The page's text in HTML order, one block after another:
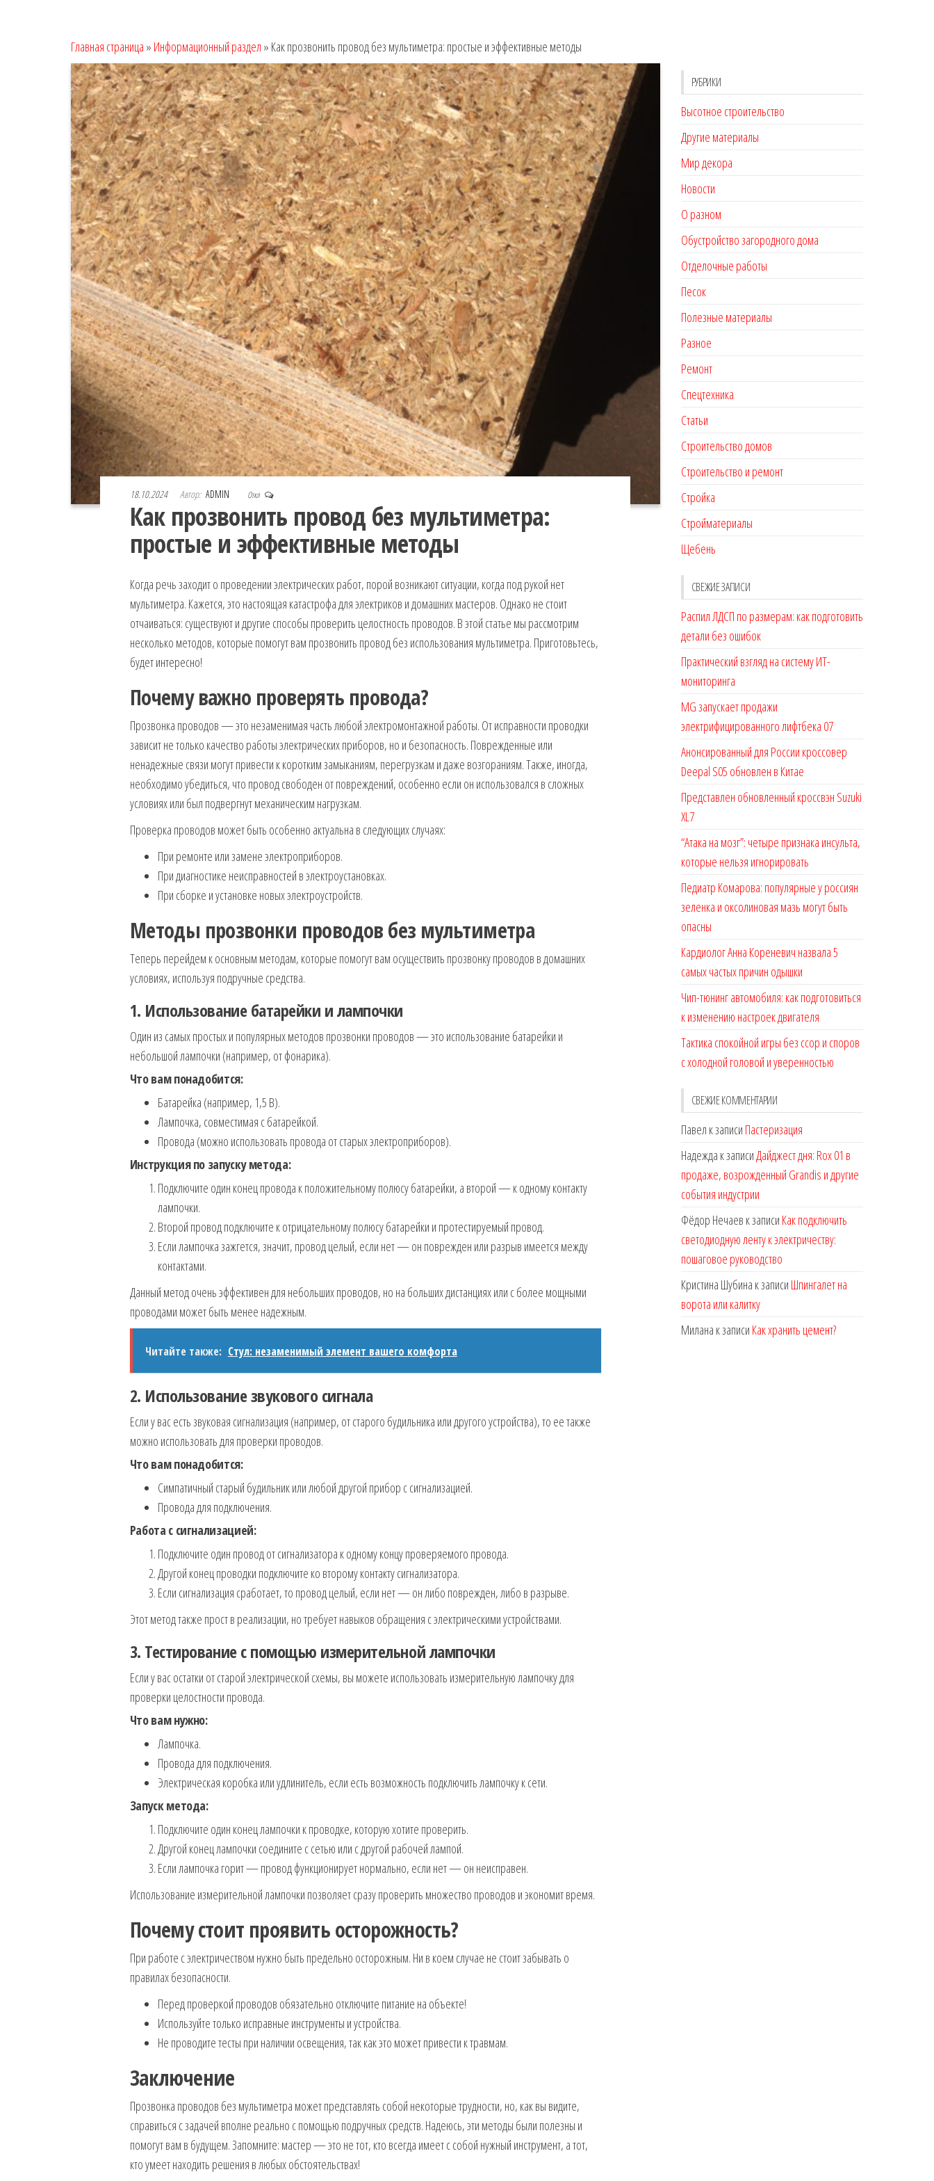
Главная страница » Информационный раздел » Как прозвонить провод без мультиметра: простые и эффективные методы
18.10.2024 Автор: ADMIN Откл
Как прозвонить провод без мультиметра:
простые и эффективные методы
Когда речь заходит о проведении электрических работ, порой возникают ситуации, когда под рукой нет
мультиметра. Кажется, это настоящая катастрофа для электриков и домашних мастеров. Однако не стоит
отчаиваться: существуют и другие способы проверить целостность проводов. В этой статье мы рассмотрим
несколько методов, которые помогут вам прозвонить провод без использования мультиметра. Приготовьтесь,
будет интересно!
Почему важно проверять провода?
Прозвонка проводов — это незаменимая часть любой электромонтажной работы. От исправности проводки
зависит не только качество работы электрических приборов, но и безопасность. Поврежденные или
ненадежные связи могут привести к коротким замыканиям, перегрузкам и даже возгораниям. Также, иногда,
необходимо убедиться, что провод свободен от повреждений, особенно если он использовался в сложных
условиях или был подвергнут механическим нагрузкам.
Проверка проводов может быть особенно актуальна в следующих случаях:
При ремонте или замене электроприборов.
При диагностике неисправностей в электроустановках.
При сборке и установке новых электроустройств.
Методы прозвонки проводов без мультиметра
Теперь перейдем к основным методам, которые помогут вам осуществить прозвонку проводов в домашних
условиях, используя подручные средства.
1. Использование батарейки и лампочки
Один из самых простых и популярных методов прозвонки проводов — это использование батарейки и
небольшой лампочки (например, от фонарика).
Что вам понадобится:
Батарейка (например, 1,5 В).
Лампочка, совместимая с батарейкой.
Провода (можно использовать провода от старых электроприборов).
Инструкция по запуску метода:
Подключите один конец провода к положительному полюсу батарейки, а второй — к одному контакту
лампочки.
Второй провод подключите к отрицательному полюсу батарейки и протестируемый провод.
Если лампочка зажгется, значит, провод целый, если нет — он поврежден или разрыв имеется между
контактами.
Данный метод очень эффективен для небольших проводов, но на больших дистанциях или с более мощными
проводами может быть менее надежным.
Читайте также: Стул: незаменимый элемент вашего комфорта
2. Использование звукового сигнала
Если у вас есть звуковая сигнализация (например, от старого будильника или другого устройства), то ее также
можно использовать для проверки проводов.
Что вам понадобится:
Симпатичный старый будильник или любой другой прибор с сигнализацией.
Провода для подключения.
Работа с сигнализацией:
Подключите один провод от сигнализатора к одному концу проверяемого провода.
Другой конец проводки подключите ко второму контакту сигнализатора.
Если сигнализация сработает, то провод целый, если нет — он либо поврежден, либо в разрыве.
Этот метод также прост в реализации, но требует навыков обращения с электрическими устройствами.
3. Тестирование с помощью измерительной лампочки
Если у вас остатки от старой электрической схемы, вы можете использовать измерительную лампочку для
проверки целостности провода.
Что вам нужно:
Лампочка.
Провода для подключения.
Электрическая коробка или удлинитель, если есть возможность подключить лампочку к сети.
Запуск метода:
Подключите один конец лампочки к проводке, которую хотите проверить.
Другой конец лампочки соедините с сетью или с другой рабочей лампой.
Если лампочка горит — провод функционирует нормально, если нет — он неисправен.
Использование измерительной лампочки позволяет сразу проверить множество проводов и экономит время.
Почему стоит проявить осторожность?
При работе с электричеством нужно быть предельно осторожным. Ни в коем случае не стоит забывать о
правилах безопасности.
Перед проверкой проводов обязательно отключите питание на объекте!
Используйте только исправные инструменты и устройства.
Не проводите тесты при наличии освещения, так как это может привести к травмам.
Заключение
Прозвонка проводов без мультиметра может представлять собой некоторые трудности, но, как вы видите,
справиться с задачей вполне реально с помощью подручных средств. Надеюсь, эти методы были полезны и
помогут вам в будущем. Запомните: мастер — это не тот, кто всегда имеет с собой нужный инструмент, а тот,
кто умеет находить решения в любых обстоятельствах!
РУБРИКИ
Высотное строительство
Другие материалы
Мир декора
Новости
О разном
Обустройство загородного дома
Отделочные работы
Песок
Полезные материалы
Разное
Ремонт
Спецтехника
Статьи
Строительство домов
Строительство и ремонт
Стройка
Стройматериалы
Щебень
СВЕЖИЕ ЗАПИСИ
Распил ЛДСП по размерам: как подготовить
детали без ошибок
Практический взгляд на систему ИТ-
мониторинга
MG запускает продажи
электрифицированного лифтбека 07
Анонсированный для России кроссовер
Deepal S05 обновлен в Китае
Представлен обновленный кроссвэн Suzuki
XL7
“Атака на мозг”: четыре признака инсульта,
которые нельзя игнорировать
Педиатр Комарова: популярные у россиян
зеленка и оксолиновая мазь могут быть
опасны
Кардиолог Анна Кореневич назвала 5
самых частых причин одышки
Чип-тюнинг автомобиля: как подготовиться
к изменению настроек двигателя
Тактика спокойной игры без ссор и споров
с холодной головой и уверенностью
СВЕЖИЕ КОММЕНТАРИИ
Павел к записи Пастеризация
Надежда к записиДайджест дня: Rox 01 в
продаже, возрожденный Grandis и другие
события индустрии
Фёдор Нечаев к записи Как подключить
светодиодную ленту к электричеству:
пошаговое руководство
Кристина Шубина к записи Шпингалет на
ворота или калитку
Милана к записи Как хранить цемент?